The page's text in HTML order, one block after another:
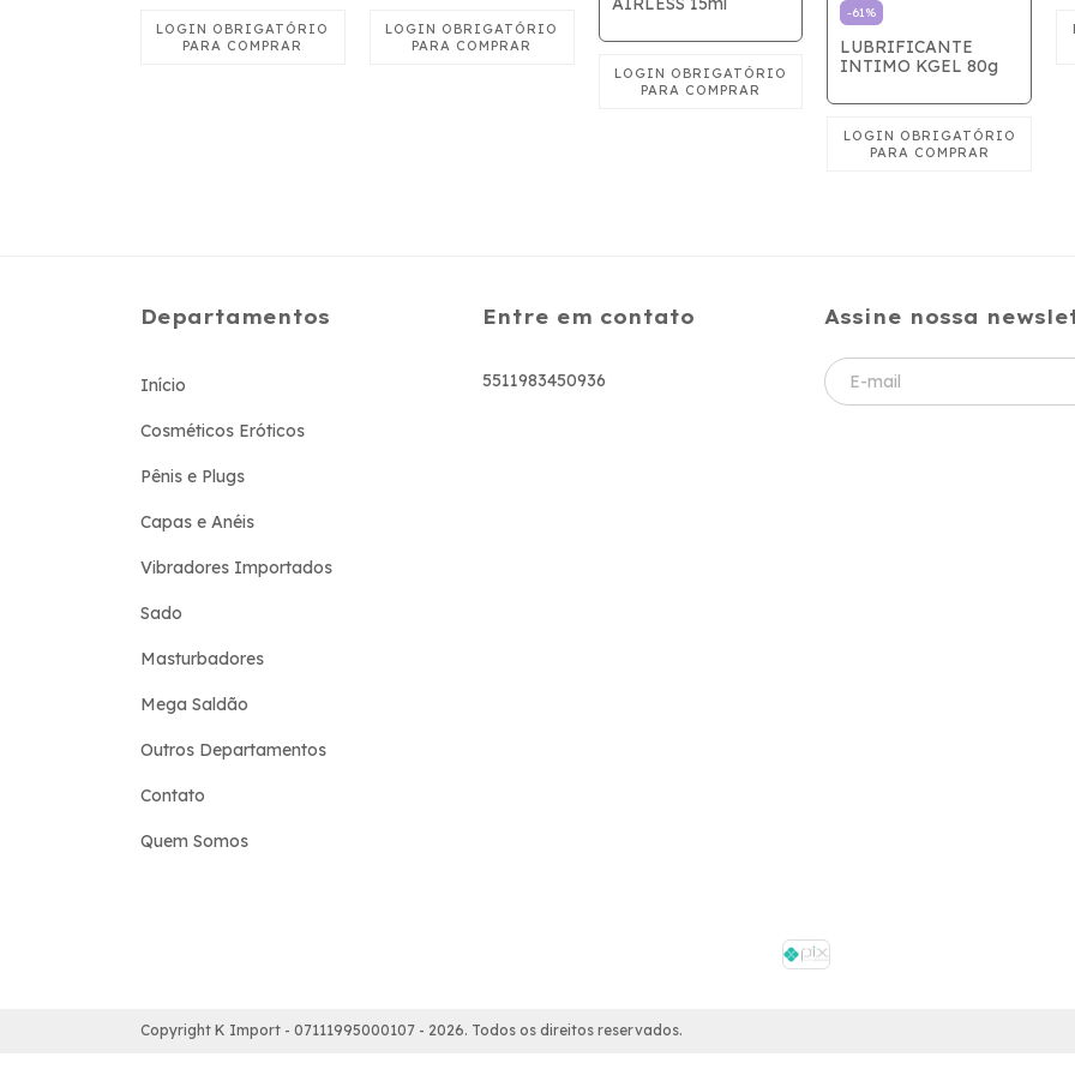
-61 %
LUBRIFICANTE
INTIMO KGEL 80g
Departamentos
Início
Cosméticos Eróticos
Pênis e Plugs
Capas e Anéis
Vibradores Importados
Sado
Masturbadores
Mega Saldão
Outros Departamentos
Contato
Quem Somos
Entre em contato
5511983450936
Assine nossa
Copyright K Import - 07111995000107 - 2026. Todos os direitos reservados.